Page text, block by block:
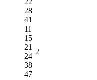
28
41
11
15
21
24
38
47
2